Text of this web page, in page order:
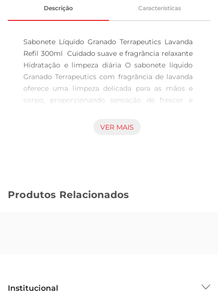
Descrição Características
Sabonete Líquido Granado Terrapeutics Lavanda
Refil 300ml  Cuidado suave e fragrância relaxante
Hidratação e limpeza diária O sabonete líquido
Granado Terrapeutics com fragrância de lavanda
oferece uma limpeza delicada para as mãos e
corpo, proporcionando sensação de frescor e
desenvolvida para manter a pele limpa e
indicado Além da fragrância típica da lavanda,
Qualidade e confiabilidade da marca Granado A
VER MAIS
Produtos Relacionados
Institucional